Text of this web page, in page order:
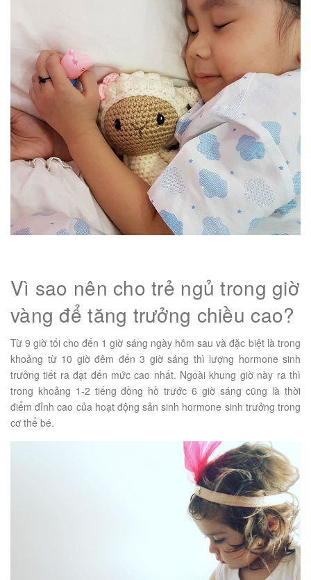
Vì sao nên cho trẻ ngủ trong giờ
vàng để tăng trưởng chiều cao?
Từ 9 giờ tối cho đến 1 giờ sáng ngày hôm sau và đặc biệt là trong
khoảng từ 10 giờ đêm đến 3 giờ sáng thì lượng hormone sinh
trưởng tiết ra đạt đến mức cao nhất. Ngoài khung giờ này ra thì
trong khoảng 1-2 tiếng đồng hồ trước 6 giờ sáng cũng là thời
điểm đỉnh cao của hoạt động sản sinh hormone sinh trưởng trong
cơ thể bé.